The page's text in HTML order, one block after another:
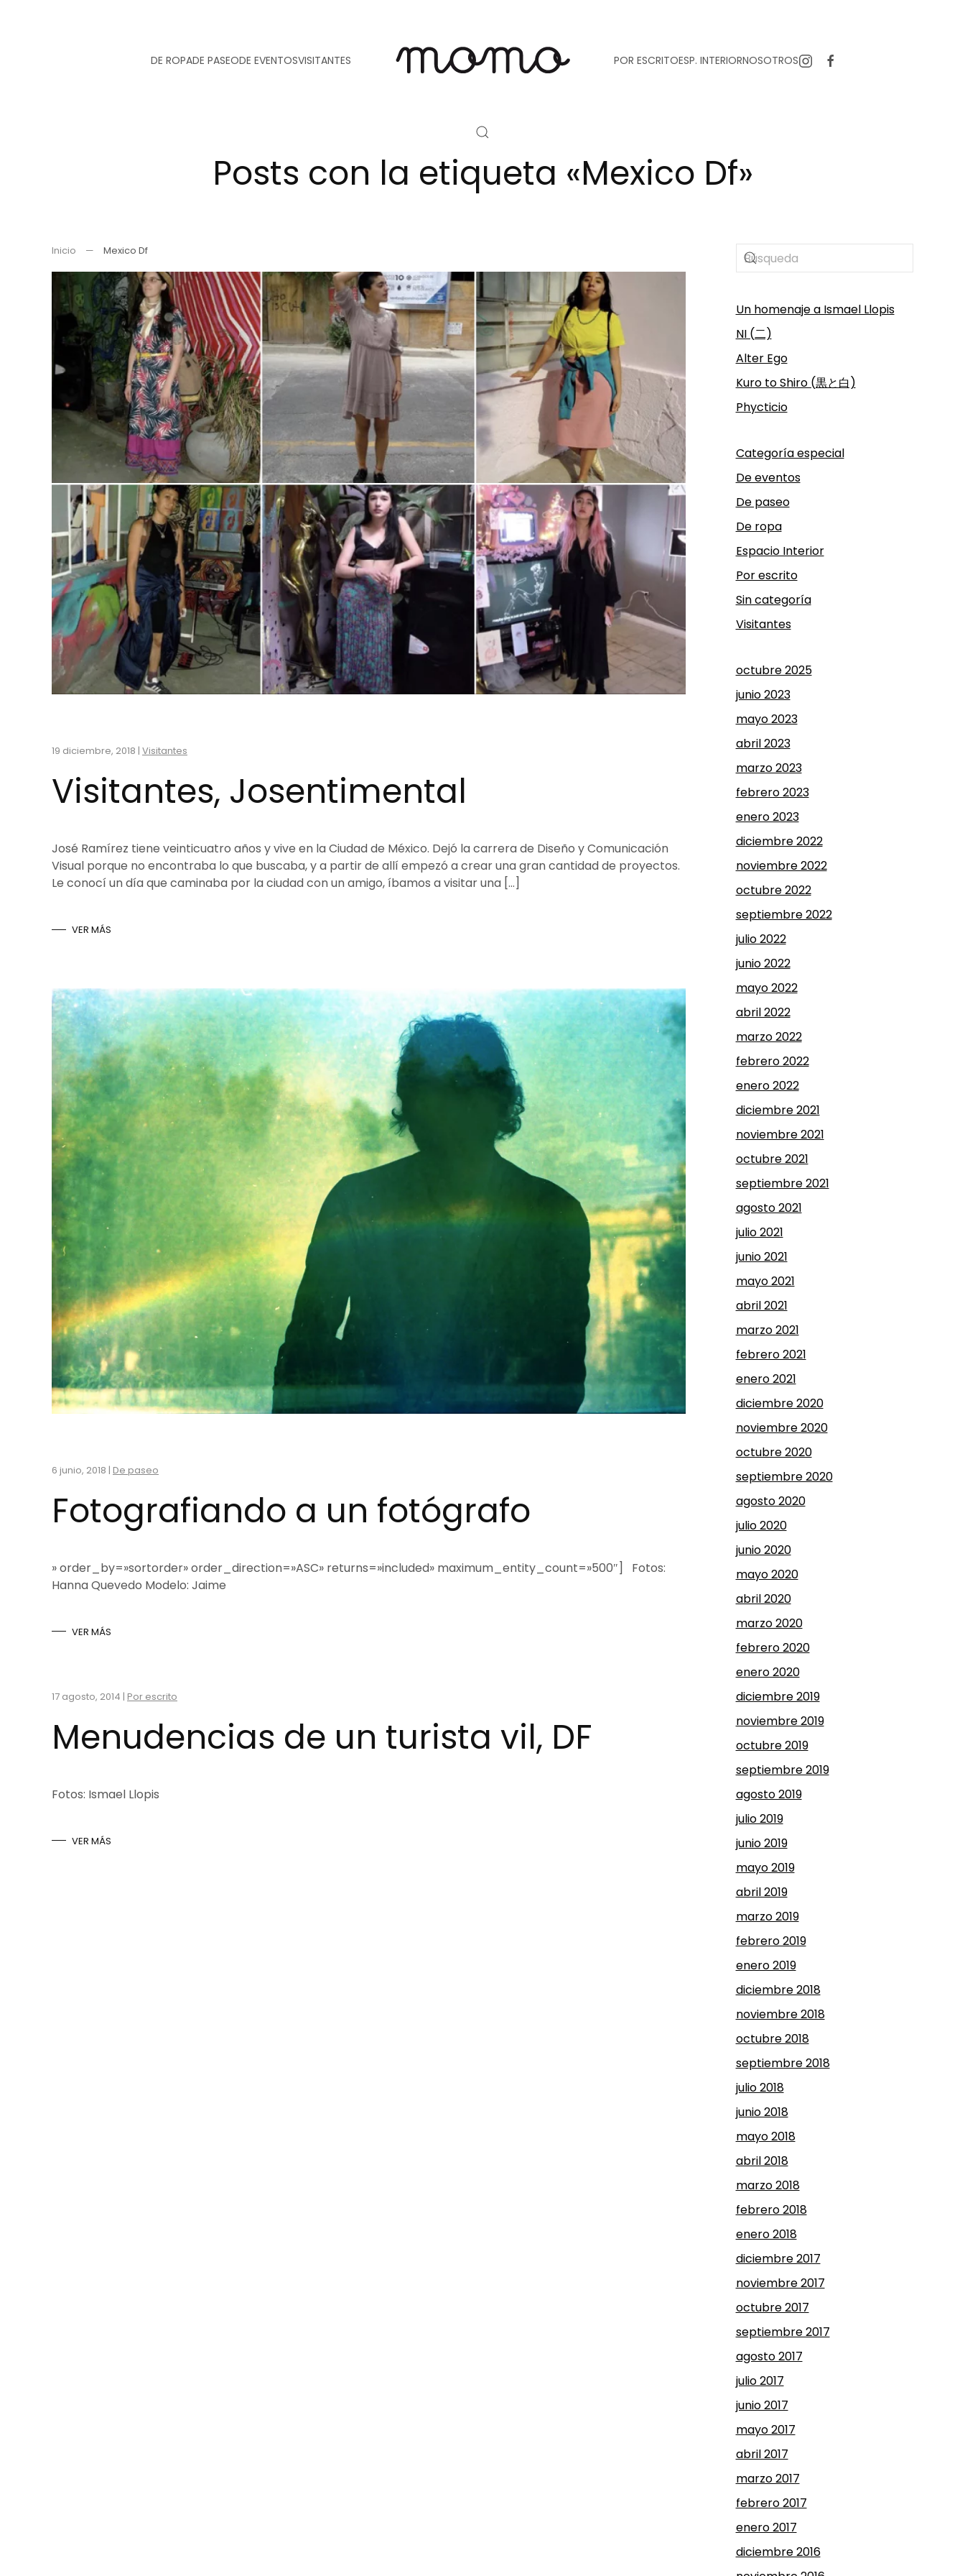
DE ROPADE PASEODE EVENTOSVISITANTES POR ESCRITOESP. INTERIORNOSOTROS
Posts con la etiqueta «Mexico Df»
Inicio Mexico Df
19 diciembre, 2018 | Visitantes
Visitantes, Josentimental
José Ramírez tiene veinticuatro años y vive en la Ciudad de México. Dejó la carrera de Diseño y Comunicación
Visual porque no encontraba lo que buscaba, y a partir de allí empezó a crear una gran cantidad de proyectos.
Le conocí un día que caminaba por la ciudad con un amigo, íbamos a visitar una […]
VER MÁS
6 junio, 2018 | De paseo
Fotografiando a un fotógrafo
» order_by=»sortorder» order_direction=»ASC» returns=»included» maximum_entity_count=»500″] Fotos:
Hanna Quevedo Modelo: Jaime
VER MÁS
17 agosto, 2014 | Por escrito
Menudencias de un turista vil, DF
Fotos: Ismael Llopis
VER MÁS
Un homenaje a Ismael Llopis
NI (二)
Alter Ego
Kuro to Shiro (黒と白)
Phycticio
Categoría especial
De eventos
De paseo
De ropa
Espacio Interior
Por escrito
Sin categoría
Visitantes
octubre 2025
junio 2023
mayo 2023
abril 2023
marzo 2023
febrero 2023
enero 2023
diciembre 2022
noviembre 2022
octubre 2022
septiembre 2022
julio 2022
junio 2022
mayo 2022
abril 2022
marzo 2022
febrero 2022
enero 2022
diciembre 2021
noviembre 2021
octubre 2021
septiembre 2021
agosto 2021
julio 2021
junio 2021
mayo 2021
abril 2021
marzo 2021
febrero 2021
enero 2021
diciembre 2020
noviembre 2020
octubre 2020
septiembre 2020
agosto 2020
julio 2020
junio 2020
mayo 2020
abril 2020
marzo 2020
febrero 2020
enero 2020
diciembre 2019
noviembre 2019
octubre 2019
septiembre 2019
agosto 2019
julio 2019
junio 2019
mayo 2019
abril 2019
marzo 2019
febrero 2019
enero 2019
diciembre 2018
noviembre 2018
octubre 2018
septiembre 2018
julio 2018
junio 2018
mayo 2018
abril 2018
marzo 2018
febrero 2018
enero 2018
diciembre 2017
noviembre 2017
octubre 2017
septiembre 2017
agosto 2017
julio 2017
junio 2017
mayo 2017
abril 2017
marzo 2017
febrero 2017
enero 2017
diciembre 2016